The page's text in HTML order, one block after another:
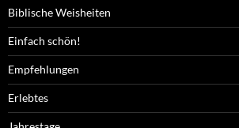
Biblische Weisheiten
Einfach schön!
Empfehlungen
Erlebtes